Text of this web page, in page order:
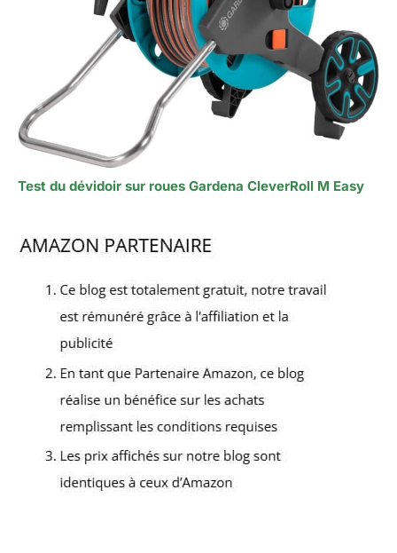
Test du dévidoir sur roues Gardena CleverRoll M Easy